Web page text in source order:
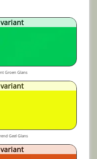
Groen Glans
Geel Glans